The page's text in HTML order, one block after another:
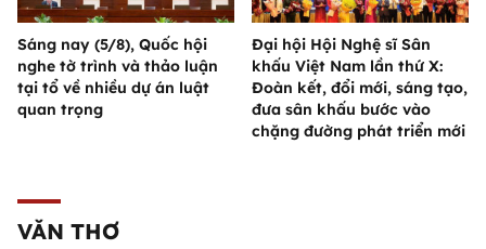
Sáng nay (5/8), Quốc hội
nghe tờ trình và thảo luận
tại tổ về nhiều dự án luật
quan trọng
Đại hội Hội Nghệ sĩ Sân
khấu Việt Nam lần thứ X:
Đoàn kết, đổi mới, sáng tạo,
đưa sân khấu bước vào
chặng đường phát triển mới
VĂN THƠ